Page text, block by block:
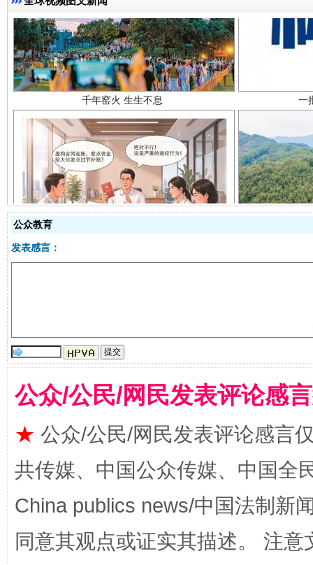
千年窑火 生生不息 一
揭开“小金库”的免责幌子
受贿1.44亿！段成刚被判无期 从幼
公众教育
发表感言：
公众/公民/网民发表评论感
★ 公众/公民/网民发表评论感言
共传媒、中国公众传媒、中国全
China publics news/中国法制新
同意其观点或证实其描述。 注